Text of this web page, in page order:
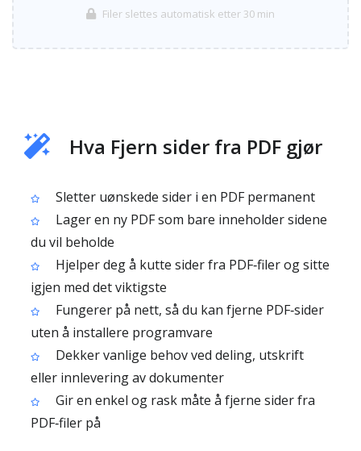
Filer slettes automatisk etter 30 min
Hva Fjern sider fra PDF gjør
Sletter uønskede sider i en PDF permanent
Lager en ny PDF som bare inneholder sidene
du vil beholde
Hjelper deg å kutte sider fra PDF‑filer og sitte
igjen med det viktigste
Fungerer på nett, så du kan fjerne PDF‑sider
uten å installere programvare
Dekker vanlige behov ved deling, utskrift
eller innlevering av dokumenter
Gir en enkel og rask måte å fjerne sider fra
PDF‑filer på